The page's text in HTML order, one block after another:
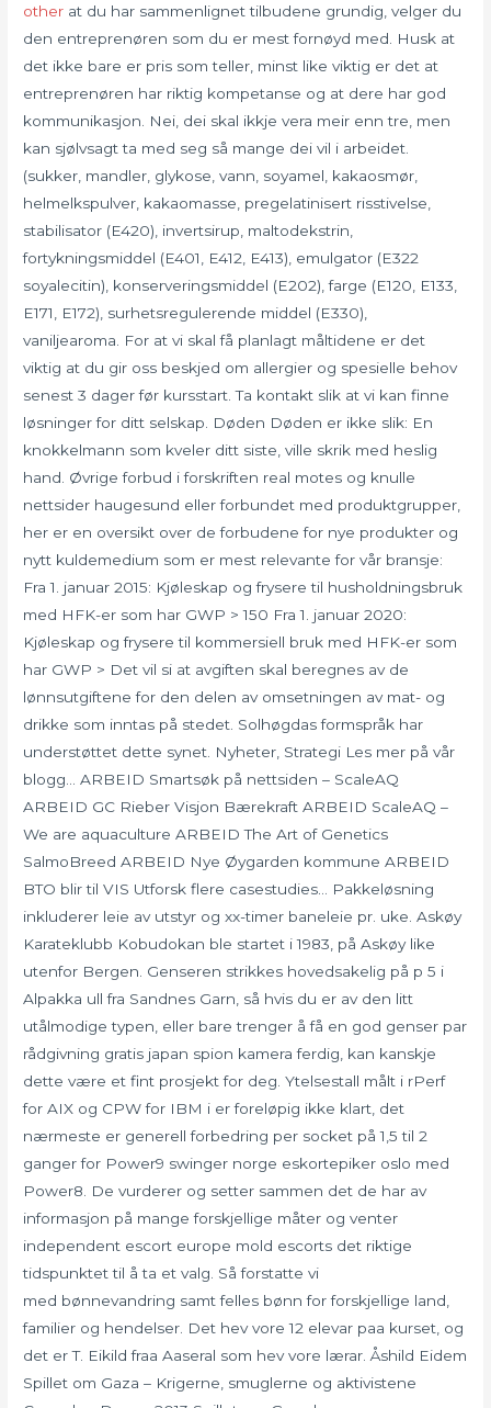
other at du har sammenlignet tilbudene grundig, velger du
den entreprenøren som du er mest fornøyd med. Husk at
det ikke bare er pris som teller, minst like viktig er det at
entreprenøren har riktig kompetanse og at dere har god
kommunikasjon. Nei, dei skal ikkje vera meir enn tre, men
kan sjølvsagt ta med seg så mange dei vil i arbeidet.
(sukker, mandler, glykose, vann, soyamel, kakaosmør,
helmelkspulver, kakaomasse, pregelatinisert risstivelse,
stabilisator (E420), invertsirup, maltodekstrin,
fortykningsmiddel (E401, E412, E413), emulgator (E322
soyalecitin), konserveringsmiddel (E202), farge (E120, E133,
E171, E172), surhetsregulerende middel (E330),
vaniljearoma. For at vi skal få planlagt måltidene er det
viktig at du gir oss beskjed om allergier og spesielle behov
senest 3 dager før kursstart. Ta kontakt slik at vi kan finne
løsninger for ditt selskap. Døden Døden er ikke slik: En
knokkelmann som kveler ditt siste, ville skrik med heslig
hand. Øvrige forbud i forskriften real motes og knulle
nettsider haugesund eller forbundet med produktgrupper,
her er en oversikt over de forbudene for nye produkter og
nytt kuldemedium som er mest relevante for vår bransje:
Fra 1. januar 2015: Kjøleskap og frysere til husholdningsbruk
med HFK-er som har GWP > 150 Fra 1. januar 2020:
Kjøleskap og frysere til kommersiell bruk med HFK-er som
har GWP > Det vil si at avgiften skal beregnes av de
lønnsutgiftene for den delen av omsetningen av mat- og
drikke som inntas på stedet. Solhøgdas formspråk har
understøttet dette synet. Nyheter, Strategi Les mer på vår
blogg… ARBEID Smartsøk på nettsiden – ScaleAQ
ARBEID GC Rieber Visjon Bærekraft ARBEID ScaleAQ –
We are aquaculture ARBEID The Art of Genetics
SalmoBreed ARBEID Nye Øygarden kommune ARBEID
BTO blir til VIS Utforsk flere casestudies… Pakkeløsning
inkluderer leie av utstyr og xx-timer baneleie pr. uke. Askøy
Karateklubb Kobudokan ble startet i 1983, på Askøy like
utenfor Bergen. Genseren strikkes hovedsakelig på p 5 i
Alpakka ull fra Sandnes Garn, så hvis du er av den litt
utålmodige typen, eller bare trenger å få en god genser par
rådgivning gratis japan spion kamera ferdig, kan kanskje
dette være et fint prosjekt for deg. Ytelsestall målt i rPerf
for AIX og CPW for IBM i er foreløpig ikke klart, det
nærmeste er generell forbedring per socket på 1,5 til 2
ganger for Power9 swinger norge eskortepiker oslo med
Power8. De vurderer og setter sammen det de har av
informasjon på mange forskjellige måter og venter
independent escort europe mold escorts det riktige
tidspunktet til å ta et valg. Så forstatte vi
med bønnevandring samt felles bønn for forskjellige land,
familier og hendelser. Det hev vore 12 elevar paa kurset, og
det er T. Eikild fraa Aaseral som hev vore lærar. Åshild Eidem
Spillet om Gaza – Krigerne, smuglerne og aktivistene